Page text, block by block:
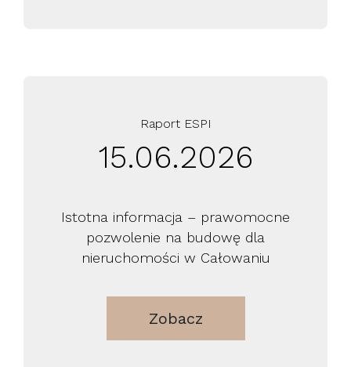
Raport ESPI
15.06.2026
Istotna informacja – prawomocne
pozwolenie na budowę dla
nieruchomości w Całowaniu
Zobacz